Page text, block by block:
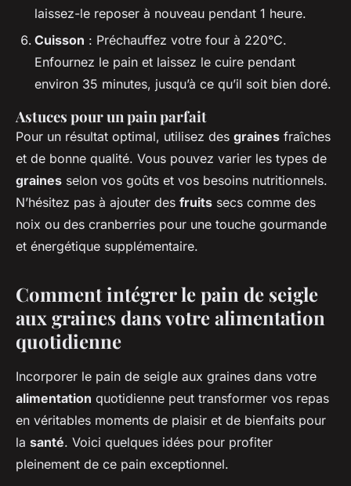
laissez-le reposer à nouveau pendant 1 heure.
Cuisson : Préchauffez votre four à 220°C.
Enfournez le pain et laissez le cuire pendant
environ 35 minutes, jusqu’à ce qu’il soit bien doré.
Astuces pour un pain parfait
Pour un résultat optimal, utilisez des graines fraîches
et de bonne qualité. Vous pouvez varier les types de
graines selon vos goûts et vos besoins nutritionnels.
N’hésitez pas à ajouter des fruits secs comme des
noix ou des cranberries pour une touche gourmande
et énergétique supplémentaire.
Comment intégrer le pain de seigle
aux graines dans votre alimentation
quotidienne
Incorporer le pain de seigle aux graines dans votre
alimentation quotidienne peut transformer vos repas
en véritables moments de plaisir et de bienfaits pour
la santé. Voici quelques idées pour profiter
pleinement de ce pain exceptionnel.